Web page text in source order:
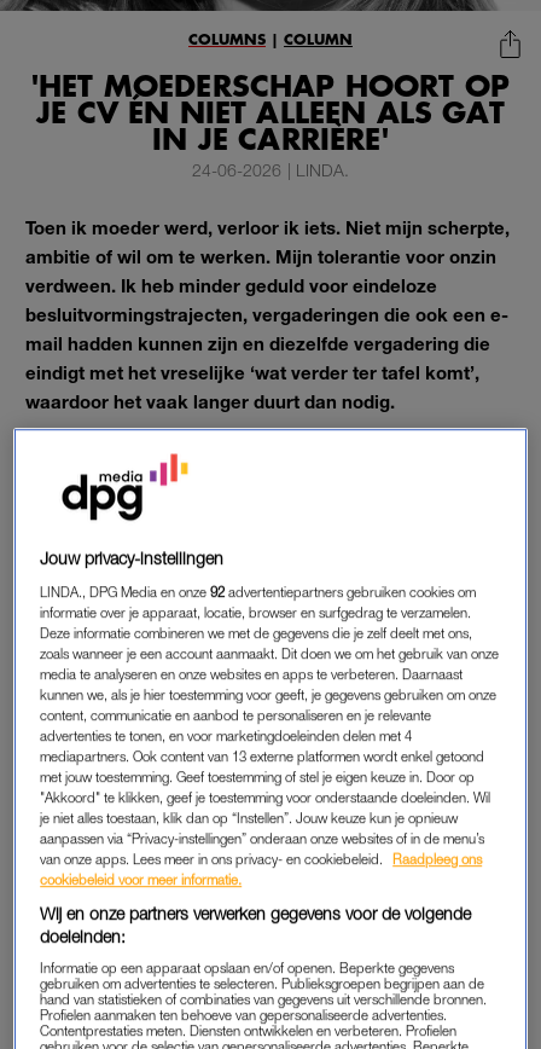
'HET MOEDERSCHAP HOORT OP
JE CV ÉN NIET ALLEEN ALS GAT
IN JE CARRIÈRE'
COLUMNS COLUMN
24-06-2026 | LINDA.
Toen ik moeder werd, verloor ik iets. Niet mijn scherpte,
ambitie of wil om te werken. Mijn tolerantie voor onzin
verdween. Ik heb minder geduld voor eindeloze
besluitvormingstrajecten, vergaderingen die ook een e-
mail hadden kunnen zijn en diezelfde vergadering die
eindigt met het vreselijke ‘wat verder ter tafel komt’,
waardoor het vaak langer duurt dan nodig.
Sinds ik moeder ben, werk ik veel gerichter. Ik weet wat
belangrijk is en wat niet en ik durf sneller knopen door te
te doen dan nodig. Een les die ik niet heb geleerd binnen de
kantoormuren, maar die iedere dinsdag wordt herhaald als ik
met mijn zoontjes (2 jaar en 6 maanden) thuis ben. Die dag
staat in het teken van schakelen, onderhandelen, plannen,
improviseren, conflicten oplossen, emoties reguleren en
ondertussen zorgen dat iedereen eet, slaapt en min of meer
heel blijft. Om 18.00 uur ben ik moe, maar voldaan. Ik laat de
keuken achter in een staat van beleg en zak weg in een
welverdiend bad met een boek.Mom is out of office.
'Niemand vraagt een puber
waarom verwachten we dat
wel van moeders?'
LEES OOK
Jouw privacy-instellingen
LINDA., DPG Media en onze92 advertentiepartners gebruiken cookies om
informatie over je apparaat, locatie, browser en surfgedrag te verzamelen.
Deze informatie combineren we met de gegevens die je zelf deelt met ons,
zoals wanneer je een account aanmaakt. Dit doen we om het gebruik van onze
media te analyseren en onze websites en apps te verbeteren. Daarnaast
kunnen we, als je hier toestemming voor geeft, je gegevens gebruiken om onze
content, communicatie en aanbod te personaliseren en je relevante
advertenties te tonen, en voor marketingdoeleinden delen met 4
mediapartners. Ook content van 13 externe platformen wordt enkel getoond
met jouw toestemming. Geef toestemming of stel je eigen keuze in. Door op
"Akkoord" te klikken, geef je toestemming voor onderstaande doeleinden. Wil
je niet alles toestaan, klik dan op “Instellen”. Jouw keuze kun je opnieuw
aanpassen via “Privacy-instellingen” onderaan onze websites of in de menu’s
van onze apps. Lees meer in ons privacy- en cookiebeleid.
Raadpleeg ons
cookiebeleid voor meer informatie.
Wij en onze partners verwerken gegevens voor de volgende
doeleinden:
Informatie op een apparaat opslaan en/of openen. Beperkte gegevens
gebruiken om advertenties te selecteren. Publieksgroepen begrijpen aan de
hand van statistieken of combinaties van gegevens uit verschillende bronnen.
Profielen aanmaken ten behoeve van gepersonaliseerde advertenties.
Contentprestaties meten. Diensten ontwikkelen en verbeteren. Profielen